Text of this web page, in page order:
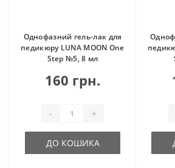
Однофазний гель-лак для
педикюру LUNA MOON One
Step №5, 8 мл
160 грн.
- +
ДО КОШИКА